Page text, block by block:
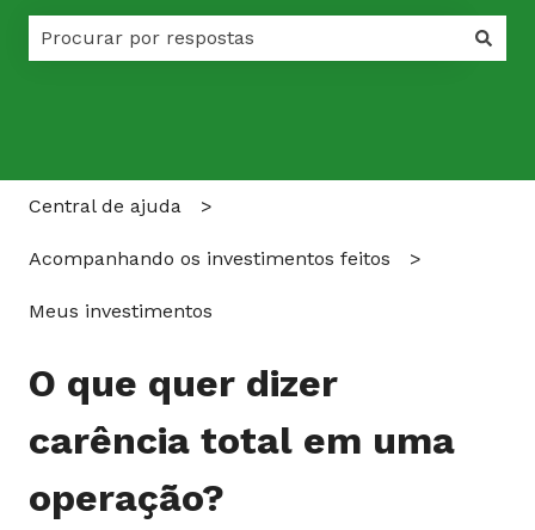
Central de ajuda
Acompanhando os investimentos feitos
Meus investimentos
O que quer dizer
carência total em uma
operação?